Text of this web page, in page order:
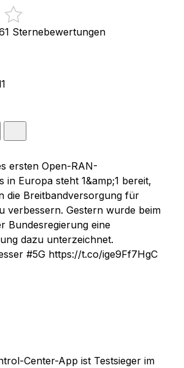
Sternebewertungen
ersten Open-RAN-
in Europa steht 1&amp;1 bereit,
die Breitbandversorgung für
verbessern. Gestern wurde beim
Bundesregierung eine
dazu unterzeichnet.
#5G https://t.co/ige9Ff7HgC
Center-App ist Testsieger im